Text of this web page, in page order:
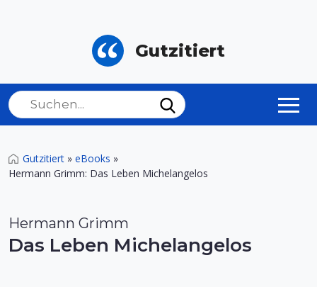
Gutzitiert
Gutzitiert » eBooks »
Hermann Grimm: Das Leben Michelangelos
Hermann Grimm
Das Leben Michelangelos